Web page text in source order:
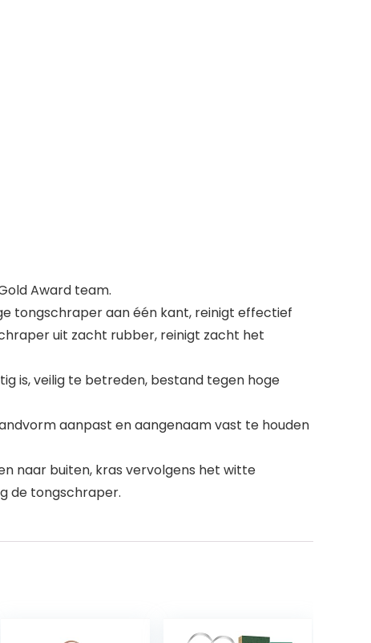
Award team.
tongschraper aan één kant, reinigt effectief
uit zacht rubber, reinigt zacht het
is, veilig te betreden, bestand tegen hoge
aanpast en aangenaam vast te houden
naar buiten, kras vervolgens het witte
de tongschraper.